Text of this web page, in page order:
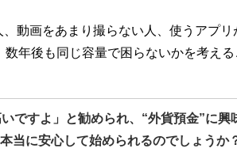
動画をあまり撮らない人、使うアプリ
年後も同じ容量で困らないかを考える
ですよ」と勧められ、“外貨預金”に興
当に安心して始められるのでしょうか